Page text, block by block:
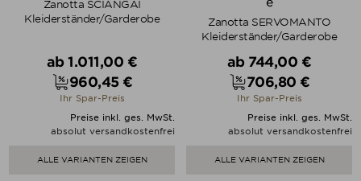
Zanotta SCIANGAI
Kleiderständer/Garderobe
Verkaufspreis
ab 1.011,00 €
Preis
960,45 €
Ihr Spar-Preis
Preise inkl. ges. MwSt.
absolut versandkostenfrei
ALLE VARIANTEN ZEIGEN
Zanotta SERVOMANTO
Kleiderständer/Garderobe
Verkaufspreis
ab 744,00 €
Preis
706,80 €
Ihr Spar-Preis
Preise inkl. ges. MwSt.
absolut versandkostenfrei
ALLE VARIANTEN ZEIGEN